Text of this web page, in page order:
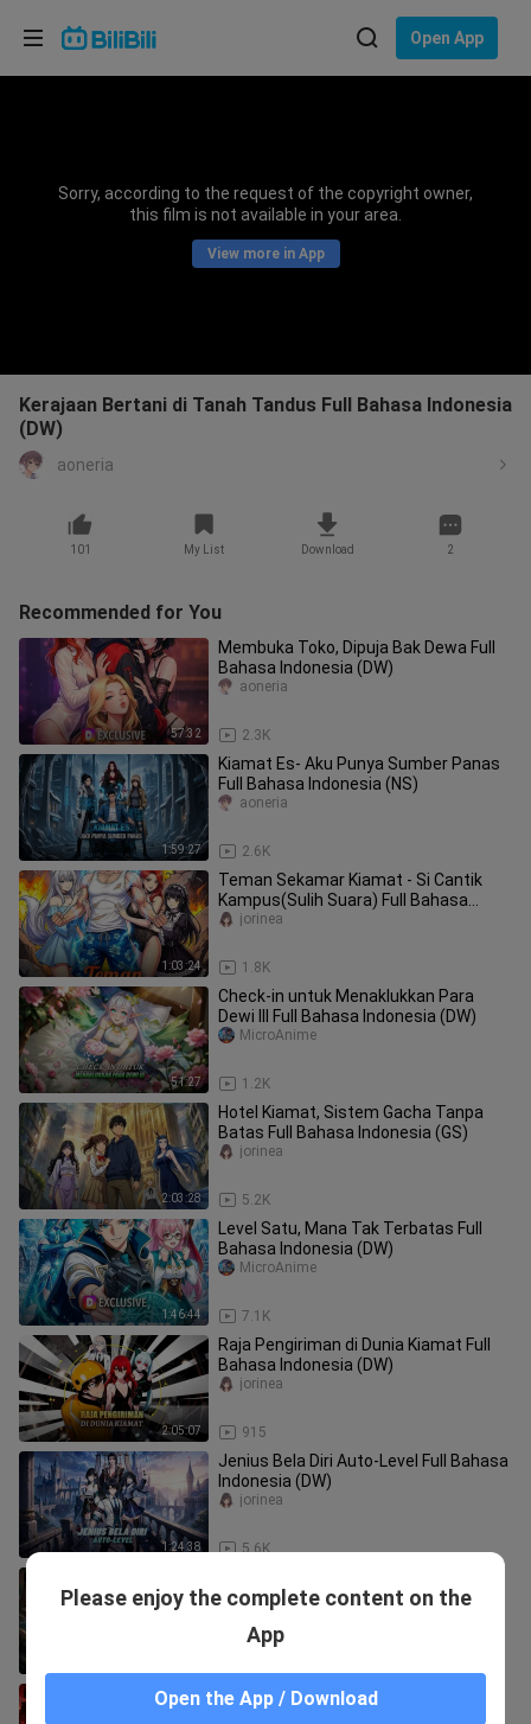
Open App
Sorry, according to the request of the copyright owner,
this film is not available in your area.
View more in App
Kerajaan Bertani di Tanah Tandus Full Bahasa Indonesia
(DW)
aoneria
101 My List Download 2
Recommended for You
57:32
Membuka Toko, Dipuja Bak Dewa Full
Bahasa Indonesia (DW)
2.3K
aoneria
1:59:27
Kiamat Es- Aku Punya Sumber Panas
Full Bahasa Indonesia (NS)
2.6K
aoneria
1:03:24
Teman Sekamar Kiamat - Si Cantik
Kampus(Sulih Suara) Full Bahasa
Indonesia (DW)
1.8K
jorinea
51:27
Check-in untuk Menaklukkan Para
Dewi III Full Bahasa Indonesia (DW)
1.2K
MicroAnime
2:03:28
Hotel Kiamat, Sistem Gacha Tanpa
Batas Full Bahasa Indonesia (GS)
5.2K
jorinea
1:46:44
Level Satu, Mana Tak Terbatas Full
Bahasa Indonesia (DW)
7.1K
MicroAnime
2:05:07
Raja Pengiriman di Dunia Kiamat Full
Bahasa Indonesia (DW)
915
jorinea
1:24:38
Jenius Bela Diri Auto-Level Full Bahasa
Indonesia (DW)
5.6K
jorinea
Masuk Full Bahasa Indonesia (DW)
Menjarah Mayat demi Menjadi Dewa
Bela Diri Full Bahasa Indonesia (DW)
Please enjoy the complete content on the
App
Open the App / Download
Choose your language